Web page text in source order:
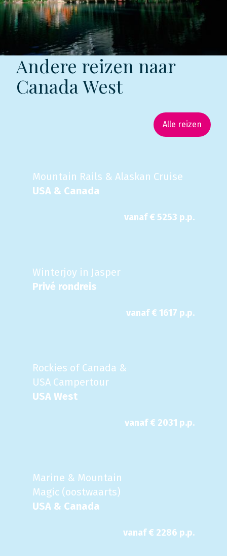
Andere reizen naar
Canada West
Alle reizen
Mountain Rails & Alaskan Cruise
USA & Canada
vanaf € 5253 p.p.
Winterjoy in Jasper
Privé rondreis
vanaf € 1617 p.p.
Rockies of Canada &
USA Campertour
USA West
vanaf € 2031 p.p.
Marine & Mountain
Magic (oostwaarts)
USA & Canada
vanaf € 2286 p.p.